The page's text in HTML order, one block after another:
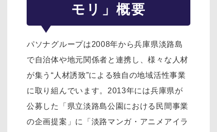
モリ」概要
パソナグループは2008年から兵庫県淡路島
で自治体や地元関係者と連携し、様々な人材
が集う“人材誘致”による独自の地域活性事業
に取り組んでいます。2013年には兵庫県が
公募した「県立淡路島公園における民間事業
の企画提案」に「淡路マンガ・アニメアイラ